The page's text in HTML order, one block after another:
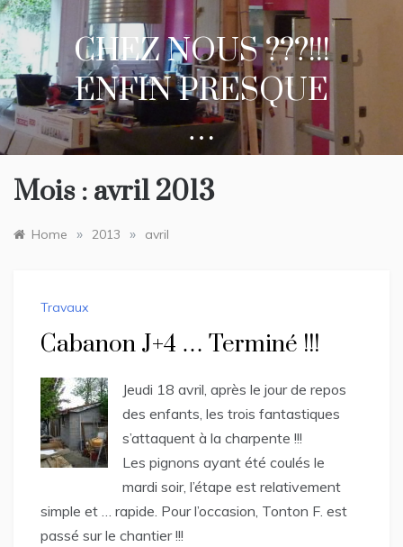
Skip
to
content
CHEZ NOUS ???!!!
ENFIN PRESQUE
…
Mois : avril 2013
Home » 2013 » avril
Travaux
Cabanon J+4 … Terminé !!!
Jeudi 18 avril, après le jour de repos
des enfants, les trois fantastiques
s’attaquent à la charpente !!!
Les pignons ayant été coulés le
mardi soir, l’étape est relativement
simple et … rapide. Pour l’occasion, Tonton F. est
passé sur le chantier !!!